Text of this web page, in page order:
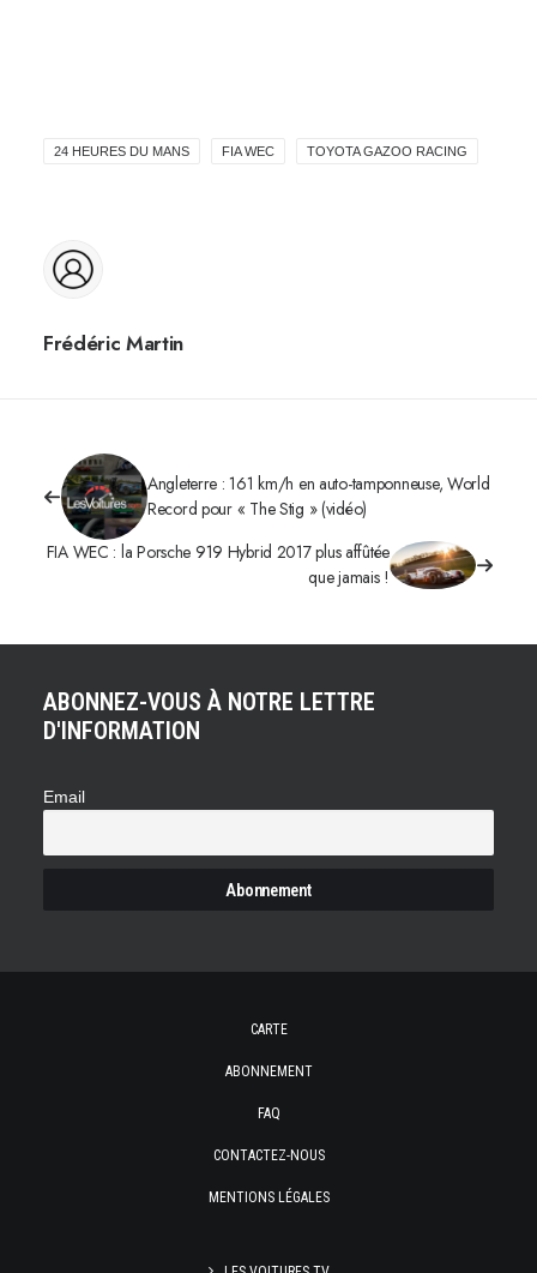
24 HEURES DU MANS FIA WEC TOYOTA GAZOO RACING
Frédéric Martin
Angleterre : 161 km/h en auto-tamponneuse, World
Record pour « The Stig » (vidéo)
FIA WEC : la Porsche 919 Hybrid 2017 plus affûtée
que jamais !
ABONNEZ-VOUS À NOTRE LETTRE
D'INFORMATION
Email
CARTE
ABONNEMENT
FAQ
CONTACTEZ-NOUS
MENTIONS LÉGALES